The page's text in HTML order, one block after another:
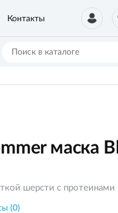
Контакты
маска
шерсти с
(0)